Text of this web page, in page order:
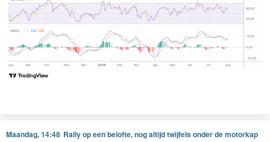
Maandag, 14:48 Rally op een belofte, nog altijd twijfels onder de motorkap